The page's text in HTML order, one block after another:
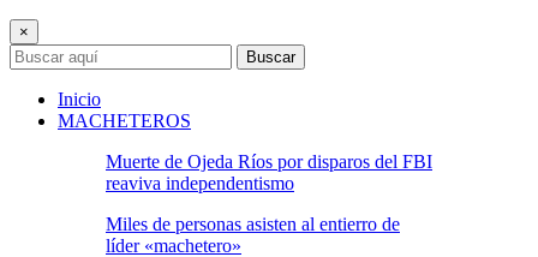
×
Buscar
Inicio
MACHETEROS
Muerte de Ojeda Ríos por disparos del FBI
reaviva independentismo
Miles de personas asisten al entierro de
líder «machetero»